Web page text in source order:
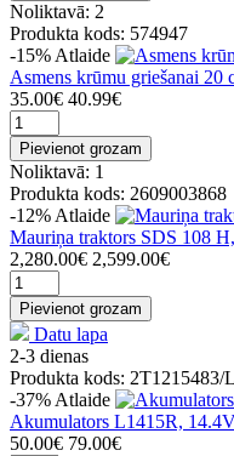
Noliktavā: 2
Produkta kods: 574947
-15% Atlaide
Asmens krūmu griešanai 20
35.00€ 40.99€
Pievienot grozam
Noliktavā: 1
Produkta kods: 2609003868
-12% Atlaide
Mauriņa traktors SDS 108
2,280.00€ 2,599.00€
Pievienot grozam
Datu lapa
2-3 dienas
Produkta kods: 2T1215483/
-37% Atlaide
Akumulators L1415R,
50.00€ 79.00€